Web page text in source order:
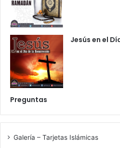
Jesús en el
Preguntas
Galería – Tarjetas Islámicas